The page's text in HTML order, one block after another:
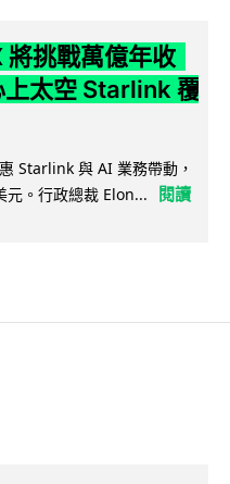
挑戰萬億年收
上太空 Starlink 覆
Starlink 與 AI 業務帶動，
元。行政總裁 Elon...
閱讀